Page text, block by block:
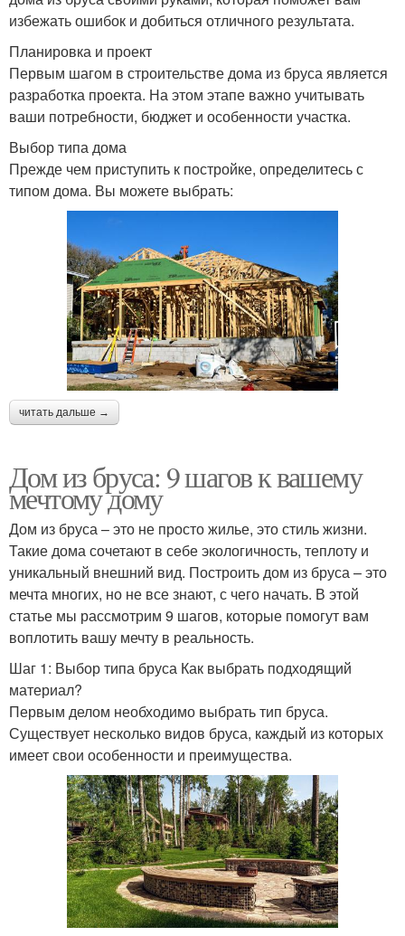
избежать ошибок и добиться отличного результата.
Планировка и проект
Первым шагом в строительстве дома из бруса является
разработка проекта. На этом этапе важно учитывать
ваши потребности, бюджет и особенности участка.
Выбор типа дома
Прежде чем приступить к постройке, определитесь с
типом дома. Вы можете выбрать:
читать дальше →
Дом из бруса: 9 шагов к вашему
мечтому дому
Дом из бруса – это не просто жилье, это стиль жизни.
Такие дома сочетают в себе экологичность, теплоту и
уникальный внешний вид. Построить дом из бруса – это
мечта многих, но не все знают, с чего начать. В этой
статье мы рассмотрим 9 шагов, которые помогут вам
воплотить вашу мечту в реальность.
Шаг 1: Выбор типа бруса Как выбрать подходящий
материал?
Первым делом необходимо выбрать тип бруса.
Существует несколько видов бруса, каждый из которых
имеет свои особенности и преимущества.